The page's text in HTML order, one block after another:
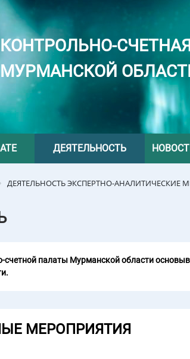
КОНТРОЛЬНО-
МУРМАНСКОЙ
ДЕЯТЕЛЬНОСТЬ
ДЕЯТЕЛЬНОСТЬ ЭКСПЕРТНО-АНАЛИТИЧЕСКИЕ
счетной палаты Мурманской области
МЕРОПРИЯТИЯ